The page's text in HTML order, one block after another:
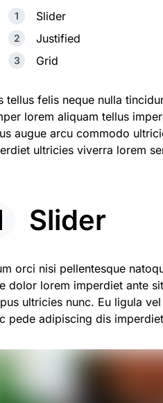
Slider
Justified
Grid
tellus felis neque nulla
lorem aliquam tellus
augue arcu commodo
ultricies viverra lorem
Slider
orci nisi pellentesque
dolor lorem imperdiet ante
ultricies nunc. Eu ligula
pede adipiscing dis